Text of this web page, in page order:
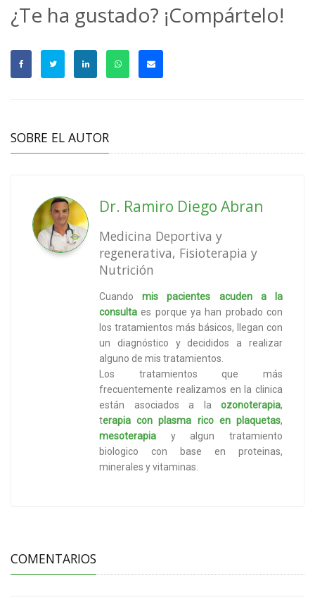
¿Te ha gustado? ¡Compártelo!
SOBRE EL AUTOR
Dr. Ramiro Diego Abran
Medicina Deportiva y
regenerativa, Fisioterapia y
Nutrición
Cuandomis pacientes acuden a la
consulta es porque ya han probado con
los tratamientos más básicos, llegan con
un diagnóstico y decididos a realizar
alguno de mis tratamientos.
Los tratamientos que más
frecuentemente realizamos en la clinica
están asociados a la ozonoterapia,
terapia con plasma rico en plaquetas,
mesoterapia y algun tratamiento
biologico con base en proteinas,
minerales y vitaminas.
COMENTARIOS